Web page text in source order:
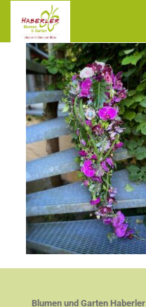
Blumen und Garten Haberler